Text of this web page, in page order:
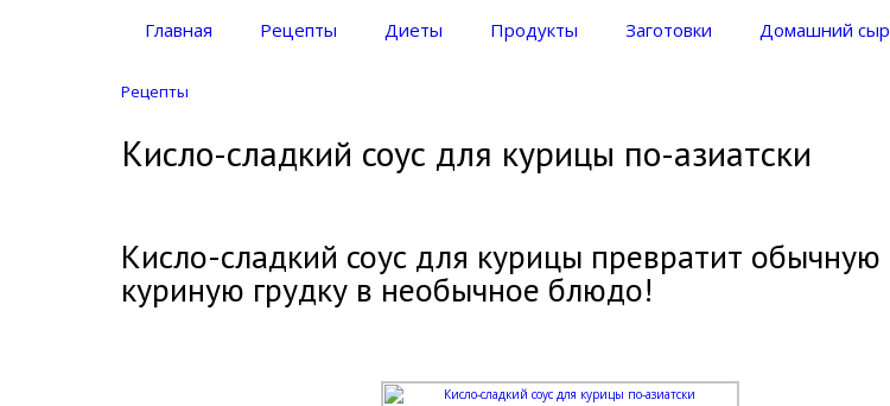
Главная Рецепты Диеты Продукты Заготовки Домашний сыр
Рецепты
Кисло-сладкий соус для курицы по-азиатски
Кисло-сладкий соус для курицы превратит обычную
куриную грудку в необычное блюдо!